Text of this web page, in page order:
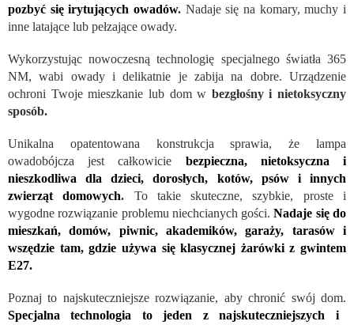
pozbyć się irytujących owadów. Nadaje się na komary, muchy i
inne latające lub pełzające owady.
Wykorzystując nowoczesną technologię specjalnego światła 365
NM, wabi owady i delikatnie je zabija na dobre. Urządzenie
ochroni Twoje mieszkanie lub dom w bezgłośny i nietoksyczny
sposób.
Unikalna opatentowana konstrukcja sprawia, że ​​lampa
owadobójcza jest całkowicie bezpieczna, nietoksyczna i
nieszkodliwa dla dzieci, dorosłych, kotów, psów i innych
zwierząt domowych. To takie skuteczne, szybkie, proste i
wygodne rozwiązanie problemu niechcianych gości. Nadaje się do
mieszkań, domów, piwnic, akademików, garaży, tarasów i
wszędzie tam, gdzie używa się klasycznej żarówki z gwintem
E27.
Poznaj to najskuteczniejsze rozwiązanie, aby chronić swój dom.
Specjalna technologia to jeden z najskuteczniejszych i